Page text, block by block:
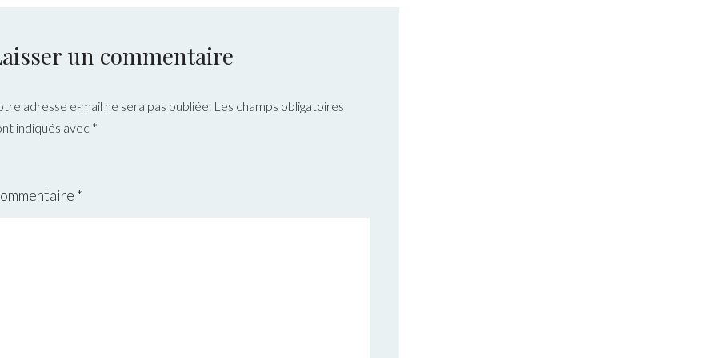
un commentaire
adresse e-mail ne sera pas publiée. Les champs obligatoires
indiqués avec *
*